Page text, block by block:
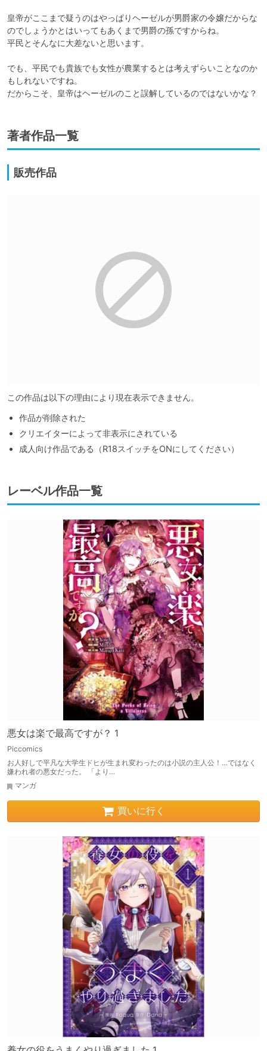
皇帝がここまで疑うのはやっぱりヘーゼルが男爵家の令嬢だからな
のでしょうかとはいってもあくまで男爵の孫ですからね。
平民とそんなに大差ないと思います。
でも、平民でも貴族でも女性が農業するとは考えずらいことなのか
もしれないですね。
だからこそ、皇帝はヘーゼルのこと誤解しているのではないかな？
著者作品一覧
販売作品
この作品は以下の理由により現在表示できません。
作品が削除された
クリエイターによって非表示にされている
成人向け作品である（R18スイッチをONにしてください）
レーベル作品一覧
悪女は楽で最高ですが？ 1
Piccomics
お人好しで平凡な大学生ドヒが生まれ変わったのは小説の主人公！…ではなく
嫌われ者の悪女だった。 「より…
マンガ
買いに行く